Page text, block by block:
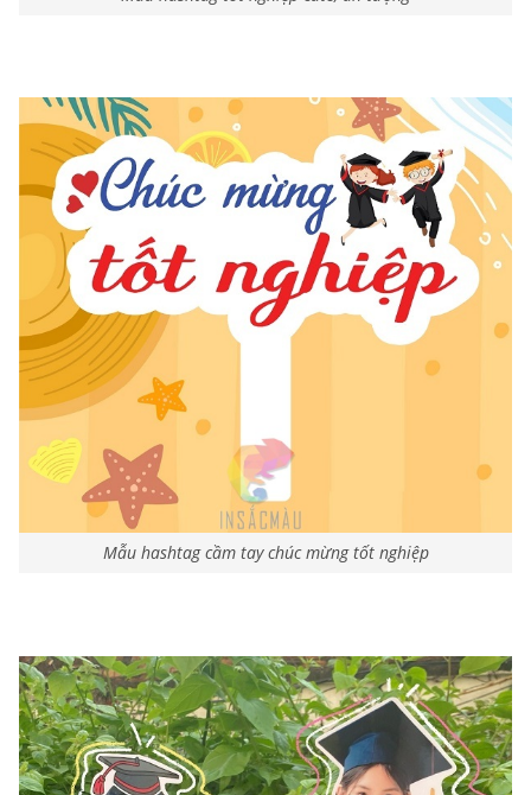
Mẫu hashtag cầm tay chúc mừng tốt nghiệp